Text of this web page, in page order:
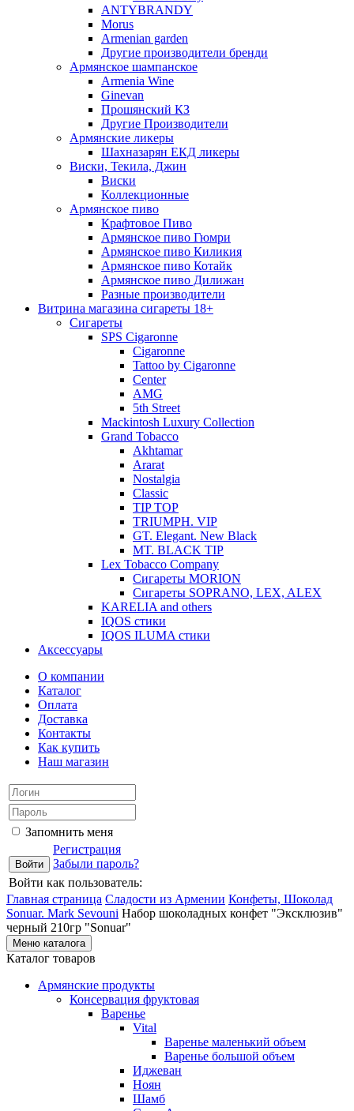
ANTYBRANDY
Morus
Armenian garden
Другие производители бренди
Армянское шампанское
Armenia Wine
Ginevan
Прошянский КЗ
Другие Производители
Армянские ликеры
Шахназарян ЕКД ликеры
Виски, Текила, Джин
Виски
Коллекционные
Армянское пиво
Крафтовое Пиво
Армянское пиво Гюмри
Армянское пиво Киликия
Армянское пиво Котайк
Армянское пиво Дилижан
Разные производители
Витрина магазина сигареты 18+
Cигареты
SPS Cigaronne
Сigaronne
Tattoo by Cigaronne
Center
AMG
5th Street
Mackintosh Luxury Collection
Grand Tobacco
Akhtamar
Ararat
Nostalgia
Classic
TIP TOP
TRIUMPH. VIP
GT. Elegant. New Black
MT. BLACK TIP
Lex Tobacco Company
Сигареты MORION
Сигареты SOPRANO, LEX, ALEX
KARELIA and others
IQOS стики
IQOS ILUMA стики
Аксессуары
О компании
Каталог
Оплата
Доставка
Контакты
Как купить
Наш магазин
Запомнить меня
Регистрация
Забыли пароль?
Войти как пользователь:
Главная страница Сладости из Армении Конфеты, Шоколад
Sonuar. Mark Sevouni Набор шоколадных конфет "Эксклюзив"
черный 210гр "Sonuar"
Меню каталога
Каталог товаров
Армянские продукты
Консервация фруктовая
Варенье
Vital
Варенье маленький объем
Варенье большой объем
Иджеван
Ноян
Шамб